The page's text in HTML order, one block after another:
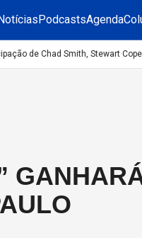
PodcastsAgenda
de Chad Smith, Stewart